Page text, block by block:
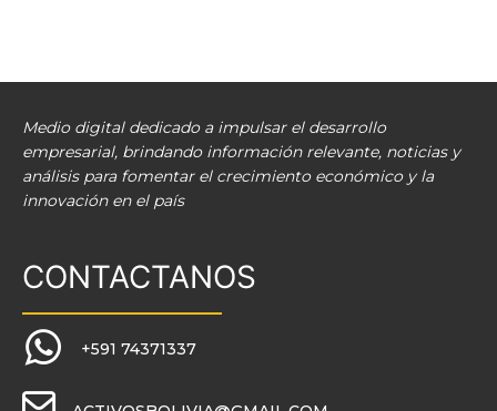
Medio digital dedicado a impulsar el desarrollo
empresarial, brindando información relevante, noticias y
análisis para fomentar el crecimiento económico y la
innovación en el país
CONTACTANOS
+591 74371337